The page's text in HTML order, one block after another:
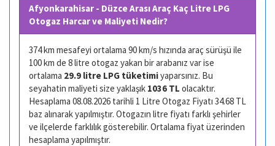
Afyonkarahisar - Düzce Arası Araç Kaç Litre LPG
Otogaz Harcar ve Maliyeti Nedir?
374 km mesafeyi ortalama 90 km/s hızında araç sürüşü ile
100 km de 8 litre otogaz yakan bir arabanız var ise
ortalama 29.9 litre LPG tüketimiyaparsınız. Bu
seyahatin maliyeti size yaklaşık 1036 TL olacaktır.
Hesaplama 08.08.2026 tarihli 1 Litre Otogaz Fiyatı 34.68 TL
baz alınarak yapılmıştır. Otogazın litre fiyatı farklı şehirler
ve ilçelerde farklılık gösterebilir. Ortalama fiyat üzerinden
hesaplama yapılmıştır.